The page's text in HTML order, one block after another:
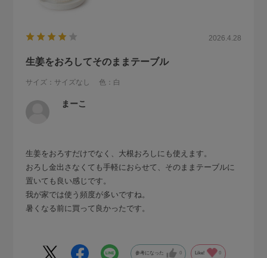
2026.4.28
生姜をおろしてそのままテーブル
サイズ：サイズなし 色：白
まーこ
生姜をおろすだけでなく、大根おろしにも使えます。
おろし金出さなくても手軽におらせて、そのままテーブルに
置いても良い感じです。
我が家では使う頻度が多いですね。
暑くなる前に買って良かったです。
参考になった 0 Like! 0